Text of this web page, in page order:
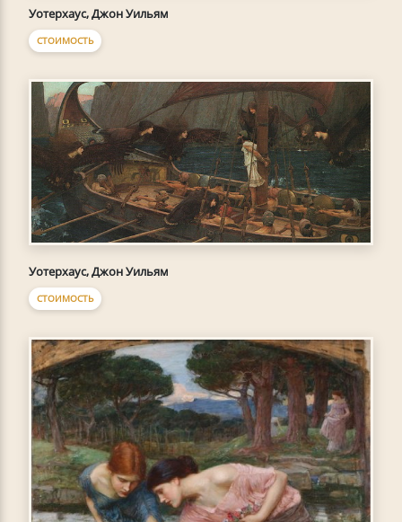
Уотерхаус, Джон Уильям
СТОИМОСТЬ
Уотерхаус, Джон Уильям
СТОИМОСТЬ